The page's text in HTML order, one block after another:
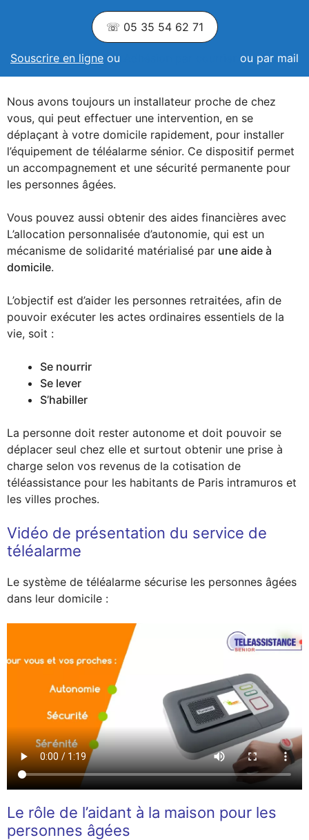
☏ 05 35 54 62 71
Souscrire en ligne ou ou par mail
Nous avons toujours un installateur proche de chez
vous, qui peut effectuer une intervention, en se
déplaçant à votre domicile rapidement, pour installer
l’équipement de téléalarme sénior. Ce dispositif permet
un accompagnement et une sécurité permanente pour
les personnes âgées.
Vous pouvez aussi obtenir des aides financières avec
L’allocation personnalisée d’autonomie, qui est un
mécanisme de solidarité matérialisé par une aide à
domicile.
L’objectif est d’aider les personnes retraitées, afin de
pouvoir exécuter les actes ordinaires essentiels de la
vie, soit :
Se nourrir
Se lever
S’habiller
La personne doit rester autonome et doit pouvoir se
déplacer seul chez elle et surtout obtenir une prise à
charge selon vos revenus de la cotisation de
téléassistance pour les habitants de Paris intramuros et
les villes proches.
Vidéo de présentation du service de
téléalarme
Le système de téléalarme sécurise les personnes âgées
dans leur domicile :
Le rôle de l’aidant à la maison pour les
personnes âgées